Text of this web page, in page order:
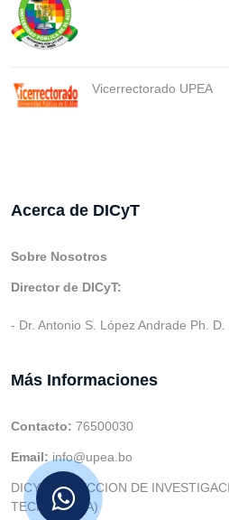
Vicerrectorado UPEA
Acerca de DICyT
Sobre Nosotros
Director de DICyT:
- Dr. Antonio S. López Andrade Ph. D.
Más Informaciones
Contacto: 76500030
Email: info@upea.bo
DICYT (DIRECCION DE
TECNOLOGIA)